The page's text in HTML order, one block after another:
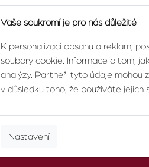
ke koupi
Vaše soukromí je pro nás důležité
K personalizaci obsahu a reklam,
soubory cookie. Informace o tom,
analýzy. Partneři tyto údaje mohou
v důsledku toho, že používáte jejich
Nastavení